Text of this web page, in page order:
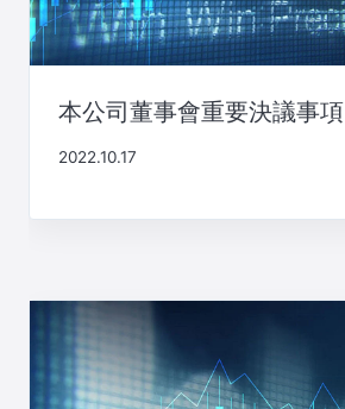
本公司董事會重要決議事項
2022.10.17